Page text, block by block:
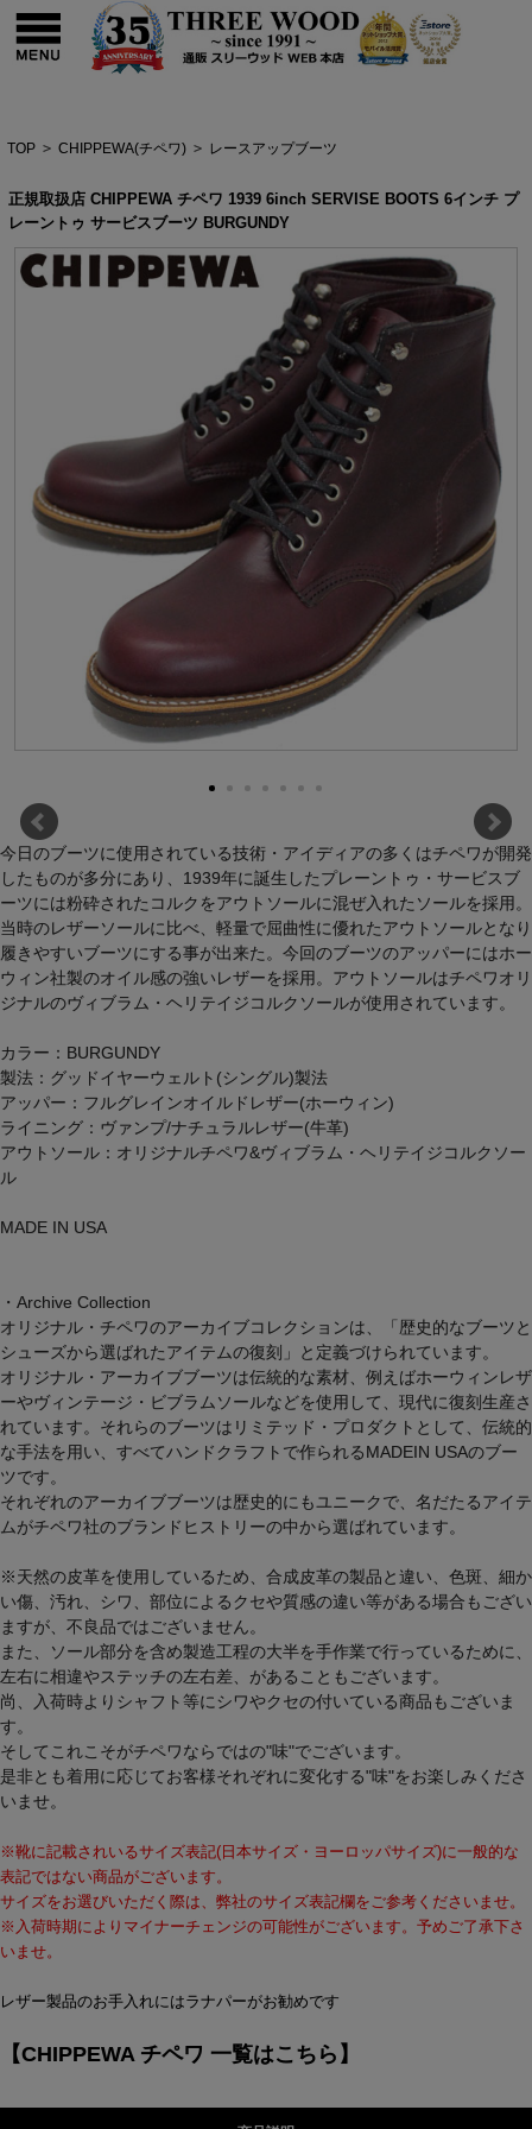
TOP > CHIPPEWA(チペワ) > レースアップブーツ
正規取扱店 CHIPPEWA チペワ 1939 6inch SERVISE BOOTS 6インチ プ
レーントゥ サービスブーツ BURGUNDY
今日のブーツに使用されている技術・アイディアの多くはチペワが開発
したものが多分にあり、1939年に誕生したプレーントゥ・サービスブ
ーツには粉砕されたコルクをアウトソールに混ぜ入れたソールを採用。
当時のレザーソールに比べ、軽量で屈曲性に優れたアウトソールとなり
履きやすいブーツにする事が出来た。今回のブーツのアッパーにはホー
ウィン社製のオイル感の強いレザーを採用。アウトソールはチペワオリ
ジナルのヴィブラム・ヘリテイジコルクソールが使用されています。
カラー：BURGUNDY
製法：グッドイヤーウェルト(シングル)製法
アッパー：フルグレインオイルドレザー(ホーウィン)
ライニング：ヴァンプ/ナチュラルレザー(牛革)
アウトソール：オリジナルチペワ&ヴィブラム・ヘリテイジコルクソー
ル
MADE IN USA
・Archive Collection
オリジナル・チペワのアーカイブコレクションは、「歴史的なブーツと
シューズから選ばれたアイテムの復刻」と定義づけられています。
オリジナル・アーカイブブーツは伝統的な素材、例えばホーウィンレザ
ーやヴィンテージ・ビブラムソールなどを使用して、現代に復刻生産さ
れています。それらのブーツはリミテッド・プロダクトとして、伝統的
な手法を用い、すべてハンドクラフトで作られるMADEIN USAのブー
ツです。
それぞれのアーカイブブーツは歴史的にもユニークで、名だたるアイテ
ムがチペワ社のブランドヒストリーの中から選ばれています。
※天然の皮革を使用しているため、合成皮革の製品と違い、色斑、細か
い傷、汚れ、シワ、部位によるクセや質感の違い等がある場合もござい
ますが、不良品ではございません。
また、ソール部分を含め製造工程の大半を手作業で行っているために、
左右に相違やステッチの左右差、があることもございます。
尚、入荷時よりシャフト等にシワやクセの付いている商品もございま
す。
そしてこれこそがチペワならではの"味"でございます。
是非とも着用に応じてお客様それぞれに変化する"味"をお楽しみくださ
いませ。
※靴に記載されいるサイズ表記(日本サイズ・ヨーロッパサイズ)に一般的な
表記ではない商品がございます。
サイズをお選びいただく際は、弊社のサイズ表記欄をご参考くださいませ。
※入荷時期によりマイナーチェンジの可能性がございます。予めご了承下さ
いませ。
レザー製品のお手入れにはラナパーがお勧めです
【CHIPPEWA チペワ 一覧はこちら】